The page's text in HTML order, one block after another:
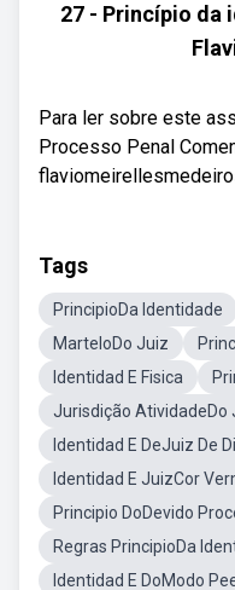
27 - Princípio da
Para ler sobre este
Processo Penal
Tags
PrincipioDa Identidade
MarteloDo Juiz
Identidad E Fisica
Jurisdição AtividadeDo
Identidad E DeJuiz De
Identidad E JuizCor
Principio DoDevido
Regras PrincipioDa
Identidad E DoModo